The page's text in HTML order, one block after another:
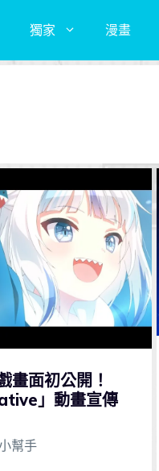
獨家 漫畫
畫面初公開！
」動畫宣傳
幫手